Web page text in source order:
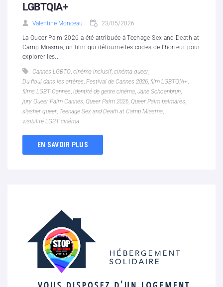
LGBTQIA+
Valentine Monceau 23/05/2026
La Queer Palm 2026 a été attribuée à Teenage Sex and Death at
Camp Miasma, un film qui détourne les codes de l’horreur pour
explorer les...
Cannes LGBTQ, cinéma inclusif, cinéma queer,
Du fioul dans les artères, Festival de Cannes 2026, film LGBTQIA+,
films LGBT Cannes, identité de genre cinéma, Jane Schoenbrun,
jury Queer Palm Cannes, Queer Palm 2026, Queer Palm palmarès,
slasher queer, Teenage Sex and Death at Camp Miasma,
visibilité LGBT cinéma
EN SAVOIR PLUS